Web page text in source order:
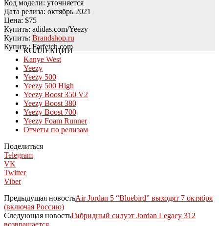
Код модели: уточняется
Дата релиза: октябрь 2021
Цена: $75
Купить: adidas.com/Yeezy
Купить: Brandshop.ru
Купить: Farfetch.com
КОЛЛЕКЦИИ
Kanye West
Yeezy
Yeezy 500
Yeezy 500 High
Yeezy Boost 350 V2
Yeezy Boost 380
Yeezy Boost 700
Yeezy Foam Runner
Отчеты по релизам
Поделиться
Telegram
VK
Twitter
Viber
Предыдущая новостьAir Jordan 5 “Bluebird” выходят 7 октября
(включая Россию)
Следующая новостьГибридный силуэт Jordan Legacy 312
возвращается